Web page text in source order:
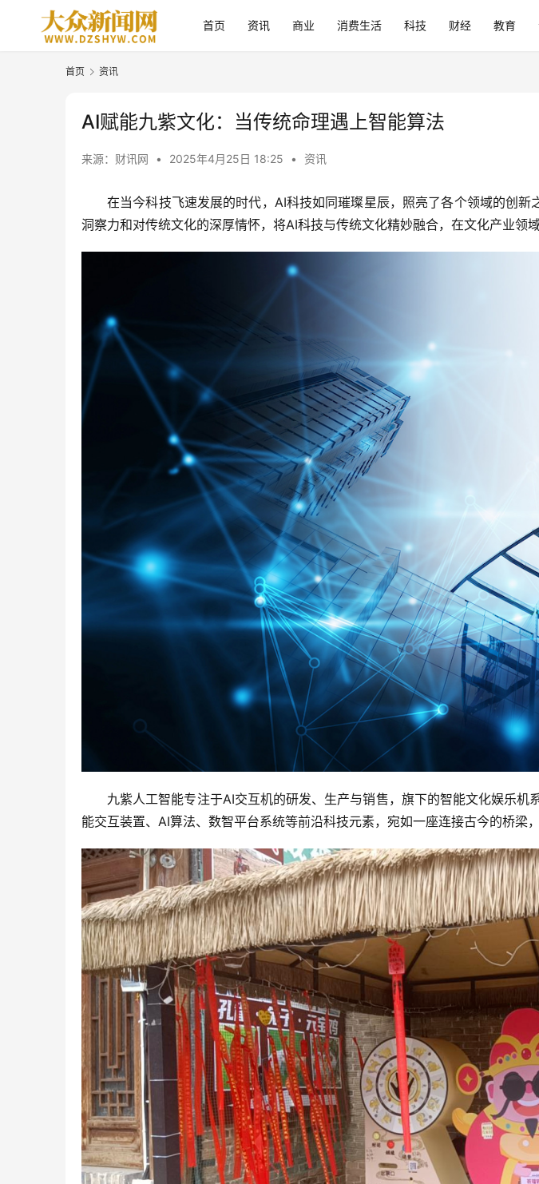
首页 资讯 商业 消费生活 科技 财经 教育
首页 资讯
AI赋能九紫文化：当传统命理遇上智能算法
来源：财讯网 • 2025年4月25日 18:25 • 资讯
在当今科技飞速发展的时代，AI科技如同璀璨星辰，照亮了各个领域的创
洞察力和对传统文化的深厚情怀，将AI科技与传统文化精妙融合，在文化产业领
九紫人工智能专注于AI交互机的研发、生产与销售，旗下的智能文化娱乐
能交互装置、AI算法、数智平台系统等前沿科技元素，宛如一座连接古今的桥梁